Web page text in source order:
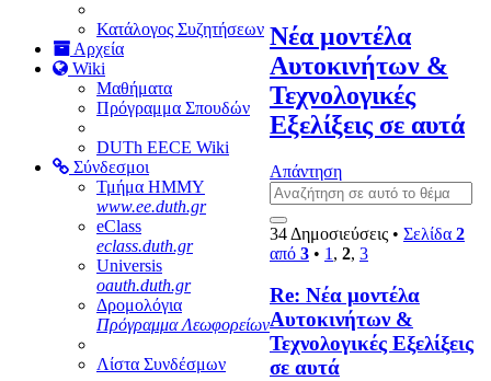
Κατάλογος Συζητήσεων
Αρχεία
Wiki
Μαθήματα
Πρόγραμμα Σπουδών
DUTh EECE Wiki
Σύνδεσμοι
Τμήμα ΗΜΜΥ
www.ee.duth.gr
eClass
eclass.duth.gr
Universis
oauth.duth.gr
Δρομολόγια
Πρόγραμμα Λεωφορείων
Λίστα Συνδέσμων
Νέα μοντέλα
Αυτοκινήτων &
Τεχνολογικές
Εξελίξεις σε αυτά
Απάντηση
34 Δημοσιεύσεις • Σελίδα 2
από 3 • 1 , 2, 3
Re: Νέα μοντέλα
Αυτοκινήτων &
Τεχνολογικές Εξελίξεις
σε αυτά